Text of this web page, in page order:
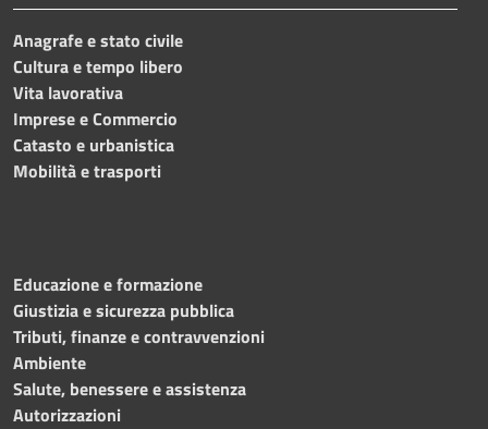
Anagrafe e stato civile
Cultura e tempo libero
Vita lavorativa
Imprese e Commercio
Catasto e urbanistica
Mobilità e trasporti
Educazione e formazione
Giustizia e sicurezza pubblica
Tributi, finanze e contravvenzioni
Ambiente
Salute, benessere e assistenza
Autorizzazioni